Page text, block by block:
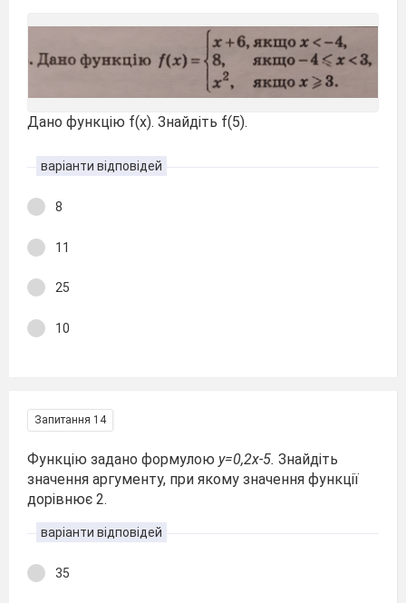
Дано функцію f(x). Знайдіть f(5).
варіанти відповідей
8
11
25
10
Запитання 14
Функцію задано формулою y=0,2x-5. Знайдіть
значення аргументу, при якому значення функції
дорівнює 2.
варіанти відповідей
35